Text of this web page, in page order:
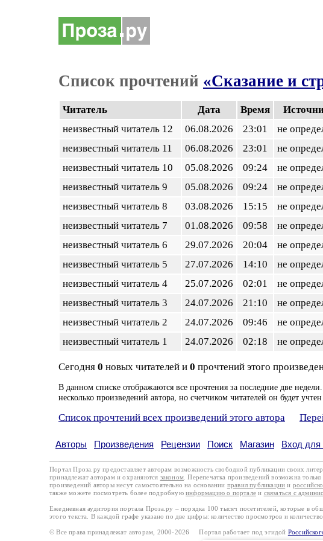
Список прочтений «Сказание и
Читатель Дата Время
неизвестный читатель 12
06.08.2026 23:01
не
неизвестный читатель 11
06.08.2026 23:01
не
неизвестный читатель 10
05.08.2026 09:24
не
неизвестный читатель 9
05.08.2026 09:24
не
неизвестный читатель 8
03.08.2026 15:15
не
неизвестный читатель 7
01.08.2026 09:58
не
неизвестный читатель 6
29.07.2026 20:04
не
неизвестный читатель 5
27.07.2026 14:10
не
неизвестный читатель 4
25.07.2026 02:01
не
неизвестный читатель 3
24.07.2026 21:10
не
неизвестный читатель 2
24.07.2026 09:46
не
неизвестный читатель 1
24.07.2026 02:18 не
Сегодня 0 новых читателей и 0 прочтений этого
В данном списке отображаются все прочтения за последние две
несколько произведений автора, но счетчиком читателей он будет
Список прочтений всех произведений этого автора
Авторы Произведения Рецензии Поиск Магазин Вход для
Портал Проза.ру предоставляет авторам возможность свободной публикации своих
принадлежат авторам и охраняются законом . Перепечатка произведений возможна
произведений авторы несут самостоятельно на основании правил публикации и
также можете посмотреть более подробную информацию о портале и связаться с
Ежедневная аудитория портала Проза.ру – порядка 100 тысяч посетителей, которые в
этого текста. В каждой графе указано по две цифры: количество просмотров и количество
© Все права принадлежат авторам, 2000-2026 Портал работает под эгидой